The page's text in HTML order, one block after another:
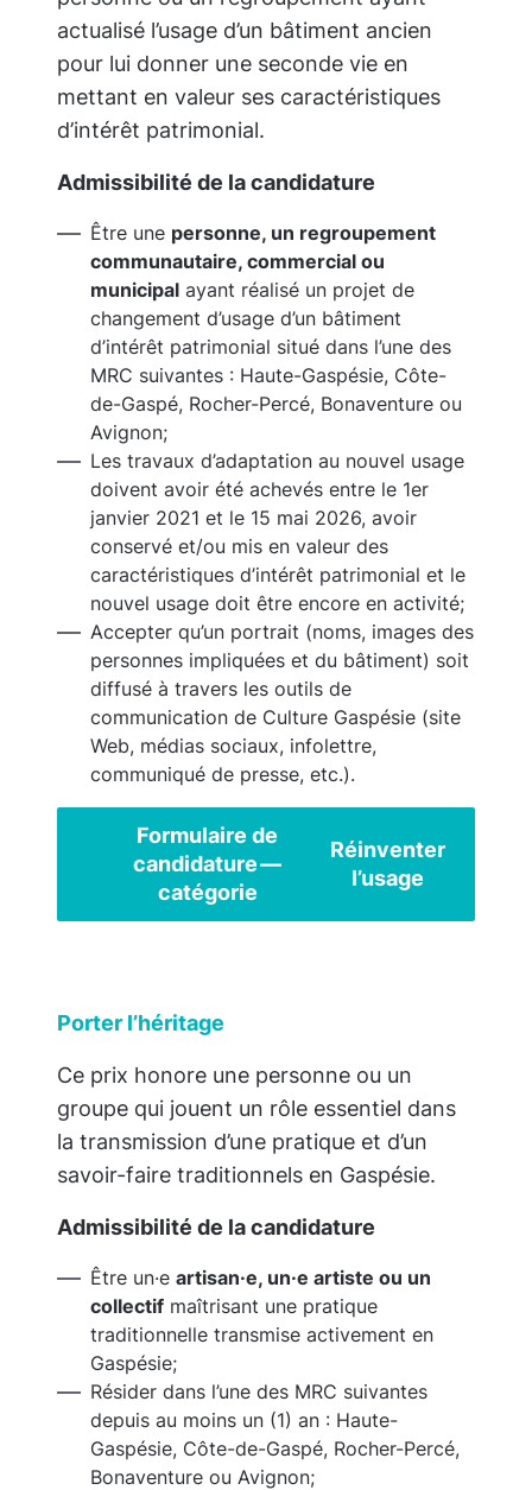
actualisé l’usage d’un bâtiment ancien
pour lui donner une seconde vie en
mettant en valeur ses caractéristiques
d’intérêt patrimonial.
Admissibilité de la candidature
Être une personne, un regroupement
communautaire, commercial ou
municipal ayant réalisé un projet de
changement d’usage d’un bâtiment
d’intérêt patrimonial situé dans l’une des
MRC suivantes : Haute-Gaspésie, Côte-
de-Gaspé, Rocher-Percé, Bonaventure ou
Avignon;
Les travaux d’adaptation au nouvel usage
doivent avoir été achevés entre le 1er
janvier 2021 et le 15 mai 2026, avoir
conservé et/ou mis en valeur des
caractéristiques d’intérêt patrimonial et le
nouvel usage doit être encore en activité;
Accepter qu’un portrait (noms, images des
personnes impliquées et du bâtiment) soit
diffusé à travers les outils de
communication de Culture Gaspésie (site
Web, médias sociaux, infolettre,
communiqué de presse, etc.).
Formulaire de
candidature —
catégorie
Réinventer
l’usage
Porter l’héritage
Ce prix honore une personne ou un
groupe qui jouent un rôle essentiel dans
la transmission d’une pratique et d’un
savoir-faire traditionnels en Gaspésie.
Admissibilité de la candidature
Être un·e artisan·e, un·e artiste ou un
collectif maîtrisant une pratique
traditionnelle transmise activement en
Gaspésie;
Résider dans l’une des MRC suivantes
depuis au moins un (1) an : Haute-
Gaspésie, Côte-de-Gaspé, Rocher-Percé,
Bonaventure ou Avignon;